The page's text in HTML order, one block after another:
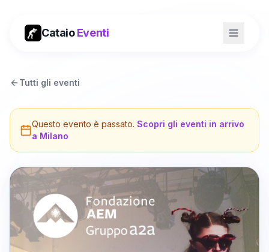
CataioEventi
Tutti gli eventi
Questo evento è passato. Scopri gli eventi in arrivo
a Milano